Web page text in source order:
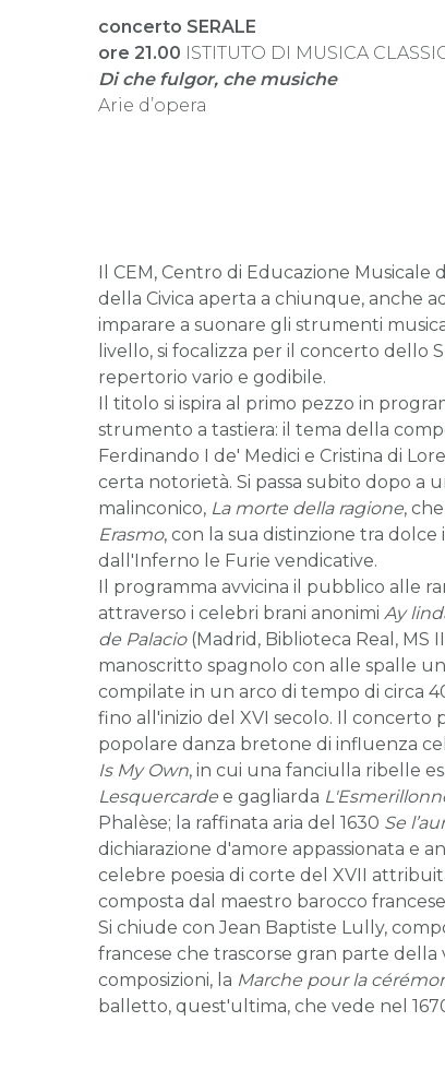
concerto SERALE
ore 21.00 ISTITUTO DI MUSICA
Di che fulgor, che musiche
Arie d’opera
Il CEM, Centro di Educazione Musicale
della Civica aperta a chiunque, anche
imparare a suonare gli strumenti
livello, si focalizza per il concerto dello
repertorio vario e godibile.
Il titolo si ispira al primo pezzo in
strumento a tastiera: il tema della
Ferdinando I de' Medici e Cristina di
certa notorietà. Si passa subito dopo a
malinconico, La morte della ragione,
Erasmo, con la sua distinzione tra
dall'Inferno le Furie vendicative.
Il programma avvicina il pubblico alle
attraverso i celebri brani anonimi Ay
de Palacio(Madrid, Biblioteca Real, MS
manoscritto spagnolo con alle spalle
compilate in un arco di tempo di circa
fino all'inizio del XVI secolo. Il concerto
popolare danza bretone di influenza
Is My Own, in cui una fanciulla ribelle
Lesquercarde e gagliarda
Phalèse; la raffinata aria del 1630 Se
dichiarazione d'amore appassionata e
celebre poesia di corte del XVII
composta dal maestro barocco
Si chiude con Jean Baptiste Lully,
francese che trascorse gran parte della
composizioni, la Marche pour la
balletto, quest'ultima, che vede nel